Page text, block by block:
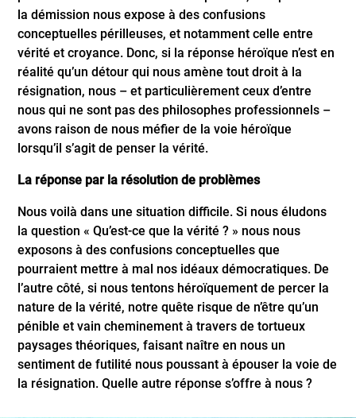
la démission nous expose à des confusions
conceptuelles périlleuses, et notamment celle entre
vérité et croyance. Donc, si la réponse héroïque n’est en
réalité qu’un détour qui nous amène tout droit à la
résignation, nous – et particulièrement ceux d’entre
nous qui ne sont pas des philosophes professionnels –
avons raison de nous méfier de la voie héroïque
lorsqu’il s’agit de penser la vérité.
La réponse par la résolution de problèmes
Nous voilà dans une situation difficile. Si nous éludons
la question « Qu’est-ce que la vérité ? » nous nous
exposons à des confusions conceptuelles que
pourraient mettre à mal nos idéaux démocratiques. De
l’autre côté, si nous tentons héroïquement de percer la
nature de la vérité, notre quête risque de n’être qu’un
pénible et vain cheminement à travers de tortueux
paysages théoriques, faisant naître en nous un
sentiment de futilité nous poussant à épouser la voie de
la résignation. Quelle autre réponse s’offre à nous ?